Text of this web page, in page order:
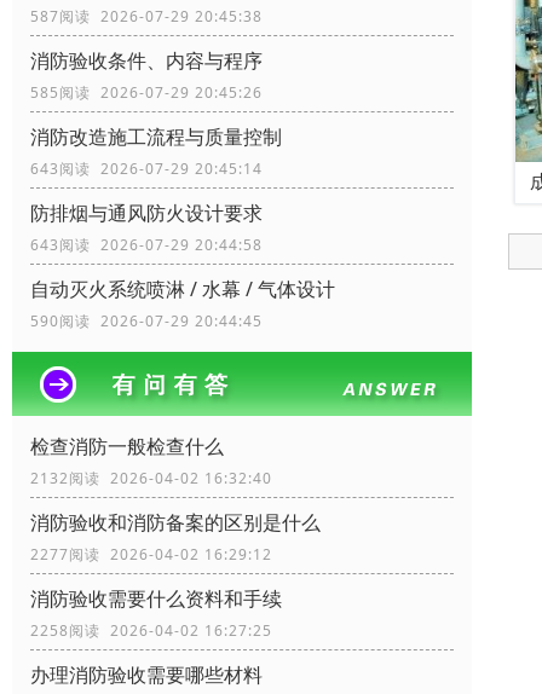
587阅读 2026-07-29 20:45:38
消防验收条件、内容与程序
585阅读 2026-07-29 20:45:26
消防改造施工流程与质量控制
643阅读 2026-07-29 20:45:14
防排烟与通风防火设计要求
643阅读 2026-07-29 20:44:58
自动灭火系统喷淋 / 水幕 / 气体设计
590阅读 2026-07-29 20:44:45
检查消防一般检查什么
2132阅读 2026-04-02 16:32:40
消防验收和消防备案的区别是什么
2277阅读 2026-04-02 16:29:12
消防验收需要什么资料和手续
2258阅读 2026-04-02 16:27:25
办理消防验收需要哪些材料